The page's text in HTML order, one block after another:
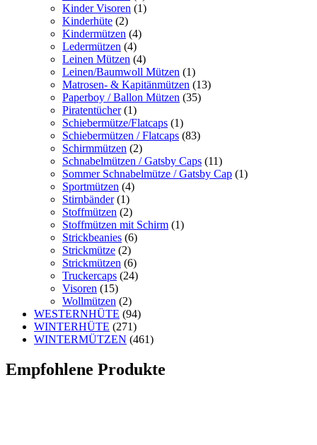
Kinder Visoren (1)
Kinderhüte (2)
Kindermützen (4)
Ledermützen (4)
Leinen Mützen (4)
Leinen/Baumwoll Mützen (1)
Matrosen- & Kapitänmützen (13)
Paperboy / Ballon Mützen (35)
Piratentücher (1)
Schiebermütze/Flatcaps (1)
Schiebermützen / Flatcaps (83)
Schirmmützen (2)
Schnabelmützen / Gatsby Caps (11)
Sommer Schnabelmütze / Gatsby Cap (1)
Sportmützen (4)
Stirnbänder (1)
Stoffmützen (2)
Stoffmützen mit Schirm (1)
Strickbeanies (6)
Strickmütze (2)
Strickmützen (6)
Truckercaps (24)
Visoren (15)
Wollmützen (2)
WESTERNHÜTE (94)
WINTERHÜTE (271)
WINTERMÜTZEN (461)
Empfohlene Produkte